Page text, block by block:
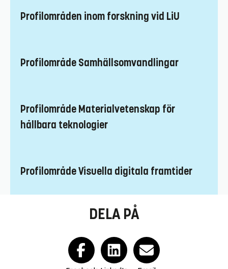
Profilområden inom forskning vid LiU
Profilområde Samhällsomvandlingar
Profilområde Materialvetenskap för
hållbara teknologier
Profilområde Visuella digitala framtider
DELA PÅ